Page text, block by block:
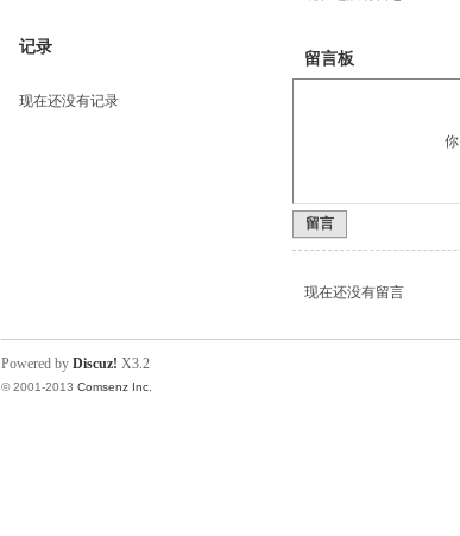
记录
现在还没有记录
留言板
留言
现在还没有留言
Powered by Discuz! X3.2
© 2001-2013 Comsenz Inc.